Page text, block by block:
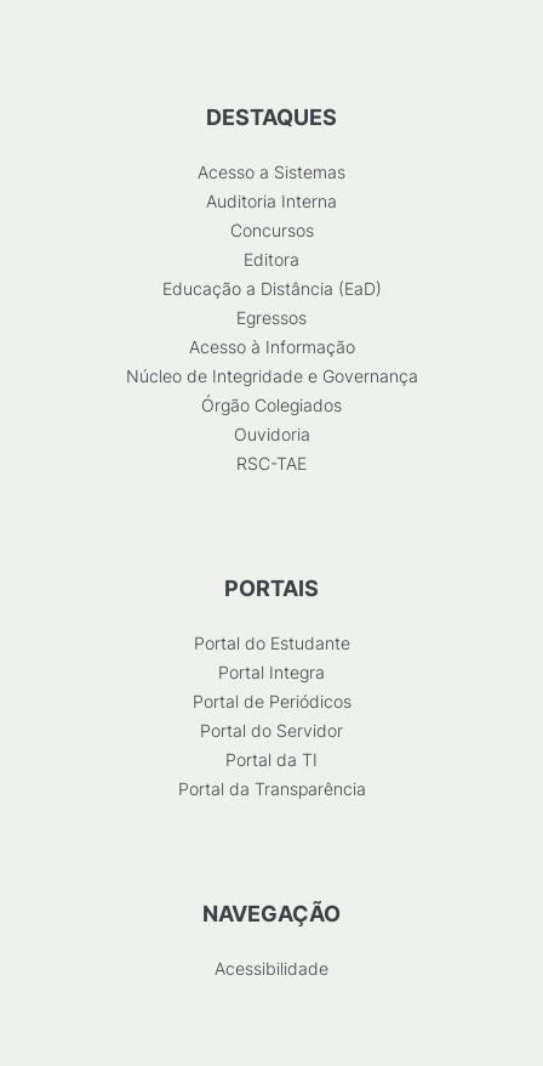
DESTAQUES
Acesso a Sistemas
Auditoria Interna
Concursos
Editora
Educação a Distância (EaD)
Egressos
Acesso à Informação
Núcleo de Integridade e Governança
Órgão Colegiados
Ouvidoria
RSC-TAE
PORTAIS
Portal do Estudante
Portal Integra
Portal de Periódicos
Portal do Servidor
Portal da TI
Portal da Transparência
NAVEGAÇÃO
Acessibilidade